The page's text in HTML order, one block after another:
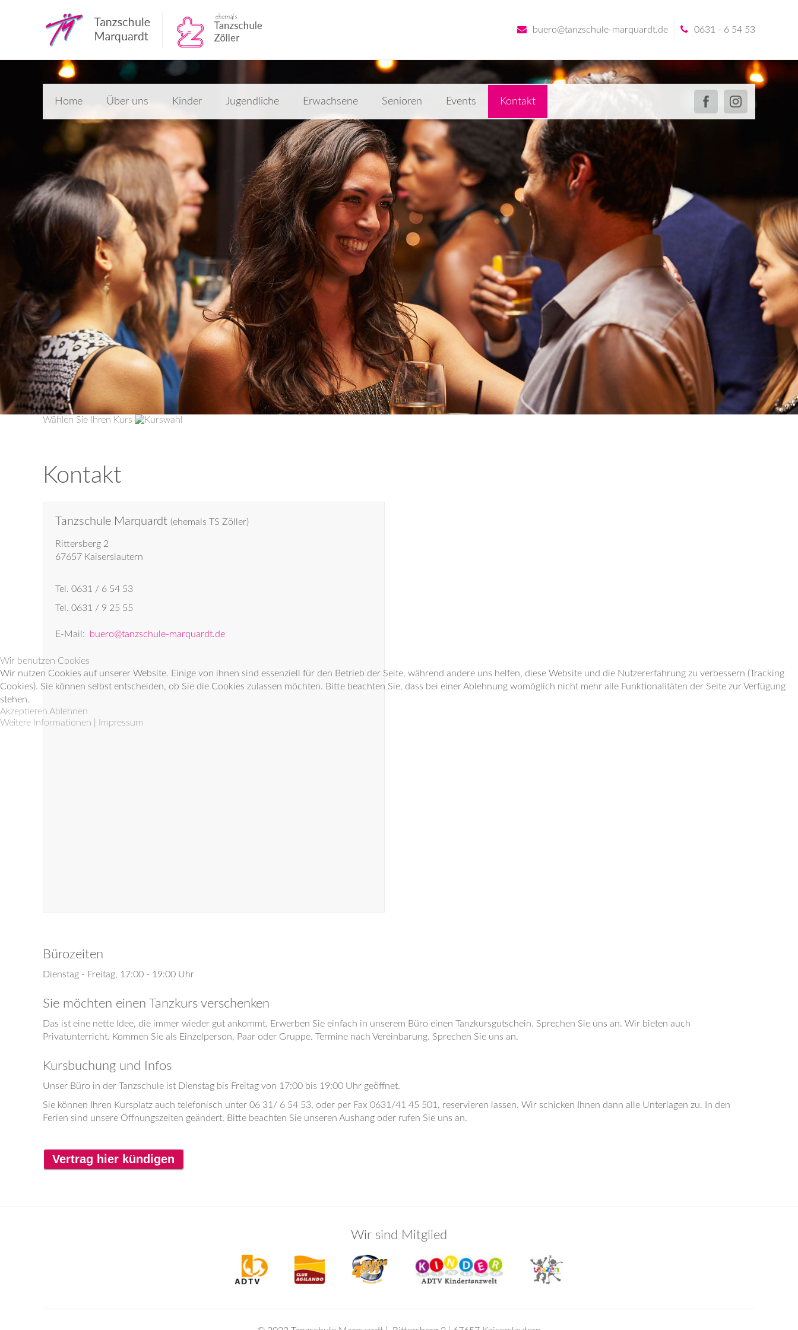
0631 - 6 54 53
buero@tanzschule-marquardt.de
Home Über uns Kinder Jugendliche Erwachsene Senioren Events Kontakt
Wählen Sie Ihren Kurs
Kontakt
Tanzschule Marquardt (ehemals TS Zöller)
Rittersberg 2
67657 Kaiserslautern
Tel. 0631 / 6 54 53
Tel. 0631 / 9 25 55
E-Mail: buero@tanzschule-marquardt.de
Bürozeiten
Dienstag - Freitag, 17:00 - 19:00 Uhr
Sie möchten einen Tanzkurs verschenken
Das ist eine nette Idee, die immer wieder gut ankommt. Erwerben Sie einfach in unserem Büro einen Tanzkursgutschein. Sprechen Sie uns an. Wir bieten auch
Privatunterricht. Kommen Sie als Einzelperson, Paar oder Gruppe. Termine nach Vereinbarung. Sprechen Sie uns an.
Kursbuchung und Infos
Unser Büro in der Tanzschule ist Dienstag bis Freitag von 17:00 bis 19:00 Uhr geöffnet.
Sie können Ihren Kursplatz auch telefonisch unter 06 31/ 6 54 53, oder per Fax 0631/41 45 501, reservieren lassen. Wir schicken Ihnen dann alle Unterlagen zu. In den
Ferien sind unsere Öffnungszeiten geändert. Bitte beachten Sie unseren Aushang oder rufen Sie uns an.
Wir sind Mitglied
Wir benutzen Cookies
Wir nutzen Cookies auf unserer Website. Einige von ihnen sind essenziell für den Betrieb der Seite, während andere uns helfen, diese Website und die Nutzererfahrung zu verbessern (Tracking
Cookies). Sie können selbst entscheiden, ob Sie die Cookies zulassen möchten. Bitte beachten Sie, dass bei einer Ablehnung womöglich nicht mehr alle Funktionalitäten der Seite zur Verfügung
stehen.
Akzeptieren Ablehnen
Weitere Informationen
Impressum